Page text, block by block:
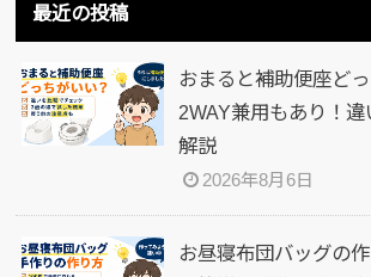
最近の投稿
おまると補助便座ど
2WAY兼用もあり！
解説
2026年8月6日
お昼寝布団バッグの